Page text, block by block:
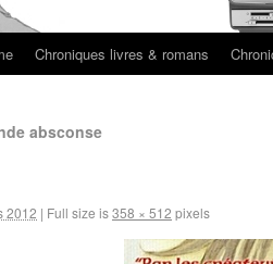
Chroniques livres & romans
absconse
2012 | Full size is358 × 512 pixels